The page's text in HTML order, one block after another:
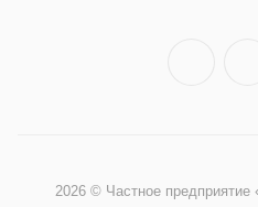
2026 © Частное